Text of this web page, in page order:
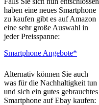
haben eine neues Smartphone
zu kaufen gibt es auf Amazon
eine sehr große Auswahl in
jeder Preisspanne:
Smartphone Angebote*
Alternativ können Sie auch
was für die Nachhaltigkeit tun
und sich ein gutes gebrauchtes
Smartphone auf Ebay kaufen: